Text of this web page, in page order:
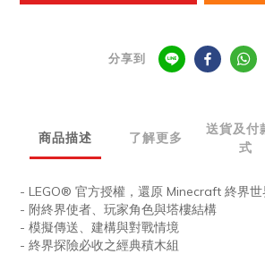
分享到
商品描述 了解更多
送貨及付
式
- LEGO® 官方授權，還原 Minecraft 終界
- 附終界使者、玩家角色與塔樓結構
- 模擬傳送、建構與對戰情境
- 終界探險必收之經典積木組